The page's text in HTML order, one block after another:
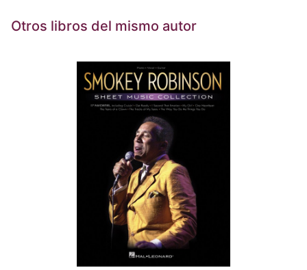
Otros libros del mismo autor